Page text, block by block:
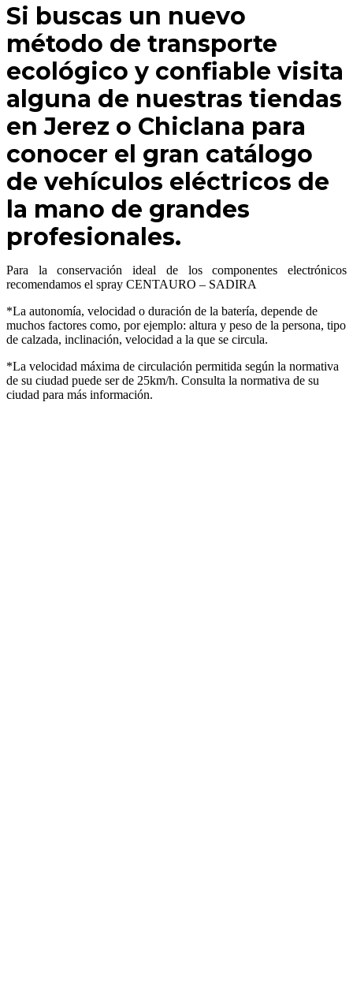
Si buscas un nuevo
método de transporte
ecológico y confiable visita
alguna de nuestras tiendas
en Jerez o Chiclana para
conocer el gran catálogo
de vehículos eléctricos de
la mano de grandes
profesionales.
Para la conservación ideal de los componentes electrónicos
recomendamos el spray CENTAURO – SADIRA
*La autonomía, velocidad o duración de la batería, depende de
muchos factores como, por ejemplo: altura y peso de la persona, tipo
de calzada, inclinación, velocidad a la que se circula.
*La velocidad máxima de circulación permitida según la normativa
de su ciudad puede ser de 25km/h. Consulta la normativa de su
ciudad para más información.